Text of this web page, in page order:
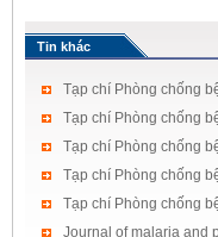
Tin khác
Tạp chí Phòng chống
Tạp chí Phòng chống
Tạp chí Phòng chống
Tạp chí Phòng chống
Tạp chí Phòng chống
Journal of malaria and